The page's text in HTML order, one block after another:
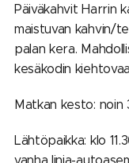
Päiväkahvit Harrin
maistuvan kahvin/
palan kera.
kesäkodin
Matkan kesto: noin
Lähtöpaikka: klo